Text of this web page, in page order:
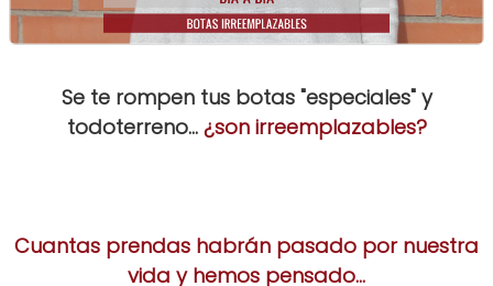
Se te rompen tus botas "especiales" y
todoterreno... ¿son irreemplazables?
Cuantas prendas habrán pasado por nuestra
vida y hemos pensado...